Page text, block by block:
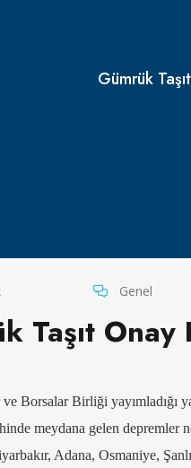
Gümrük
Genel
Taşıt Onay
Borsalar Birliği yayımladığı
meydana gelen depremler
Adana, Osmaniye,